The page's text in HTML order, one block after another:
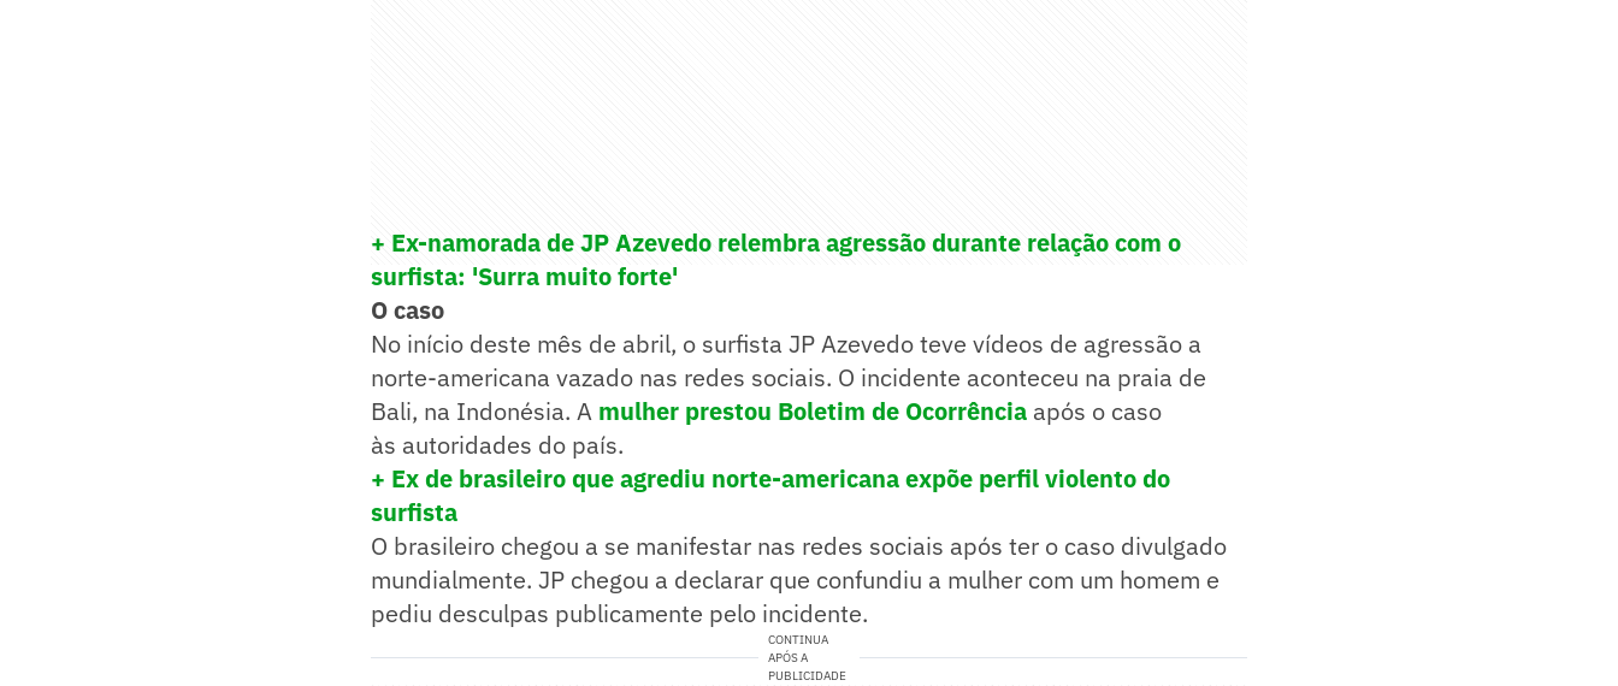
+ Ex-namorada de JP Azevedo relembra agressão durante relação com o
surfista: 'Surra muito forte'
O caso
No início deste mês de abril, o surfista JP Azevedo teve vídeos de agressão a
norte-americana vazado nas redes sociais. O incidente aconteceu na praia de
Bali, na Indonésia. A mulher prestou Boletim de Ocorrência após o caso
às autoridades do país.
+ Ex de brasileiro que agrediu norte-americana expõe perfil violento do
surfista
O brasileiro chegou a se manifestar nas redes sociais após ter o caso divulgado
mundialmente. JP chegou a declarar que confundiu a mulher com um homem e
pediu desculpas publicamente pelo incidente.
CONTINUA
APÓS A
PUBLICIDADE